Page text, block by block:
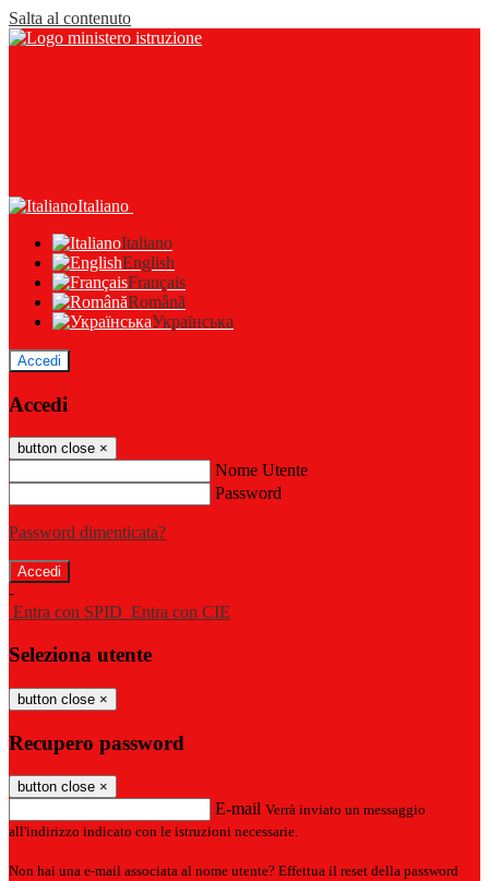
Salta al contenuto
Italiano
Italiano
English
Français
Română
Українська
Accedi
Accedi
button close ×
Nome Utente
Password
Password dimenticata?
-
Entra con SPID Entra con CIE
Seleziona utente
button close ×
Recupero password
button close ×
E-mail Verrà inviato un messaggio
all'indirizzo indicato con le istruzioni necessarie.
Non hai una e-mail associata al nome utente? Effettua il reset della password